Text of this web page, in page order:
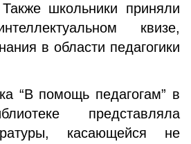
школьники приняли
квизе,
в области педагогики
“В помощь педагогам” в
представляла
касающейся не